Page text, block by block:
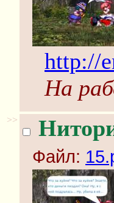
http://
На
>>
Файл: